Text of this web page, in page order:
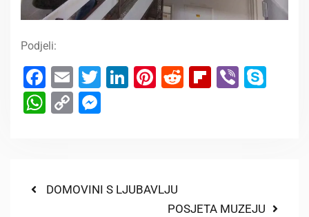
Podjeli:
Facebook
EmailTwitter
LinkedIn
Pinterest
RedditFlipboard
Viber
WhatsApp
Copy
DOMOVINI S LJUBAVLJU
POSJETA MUZEJU